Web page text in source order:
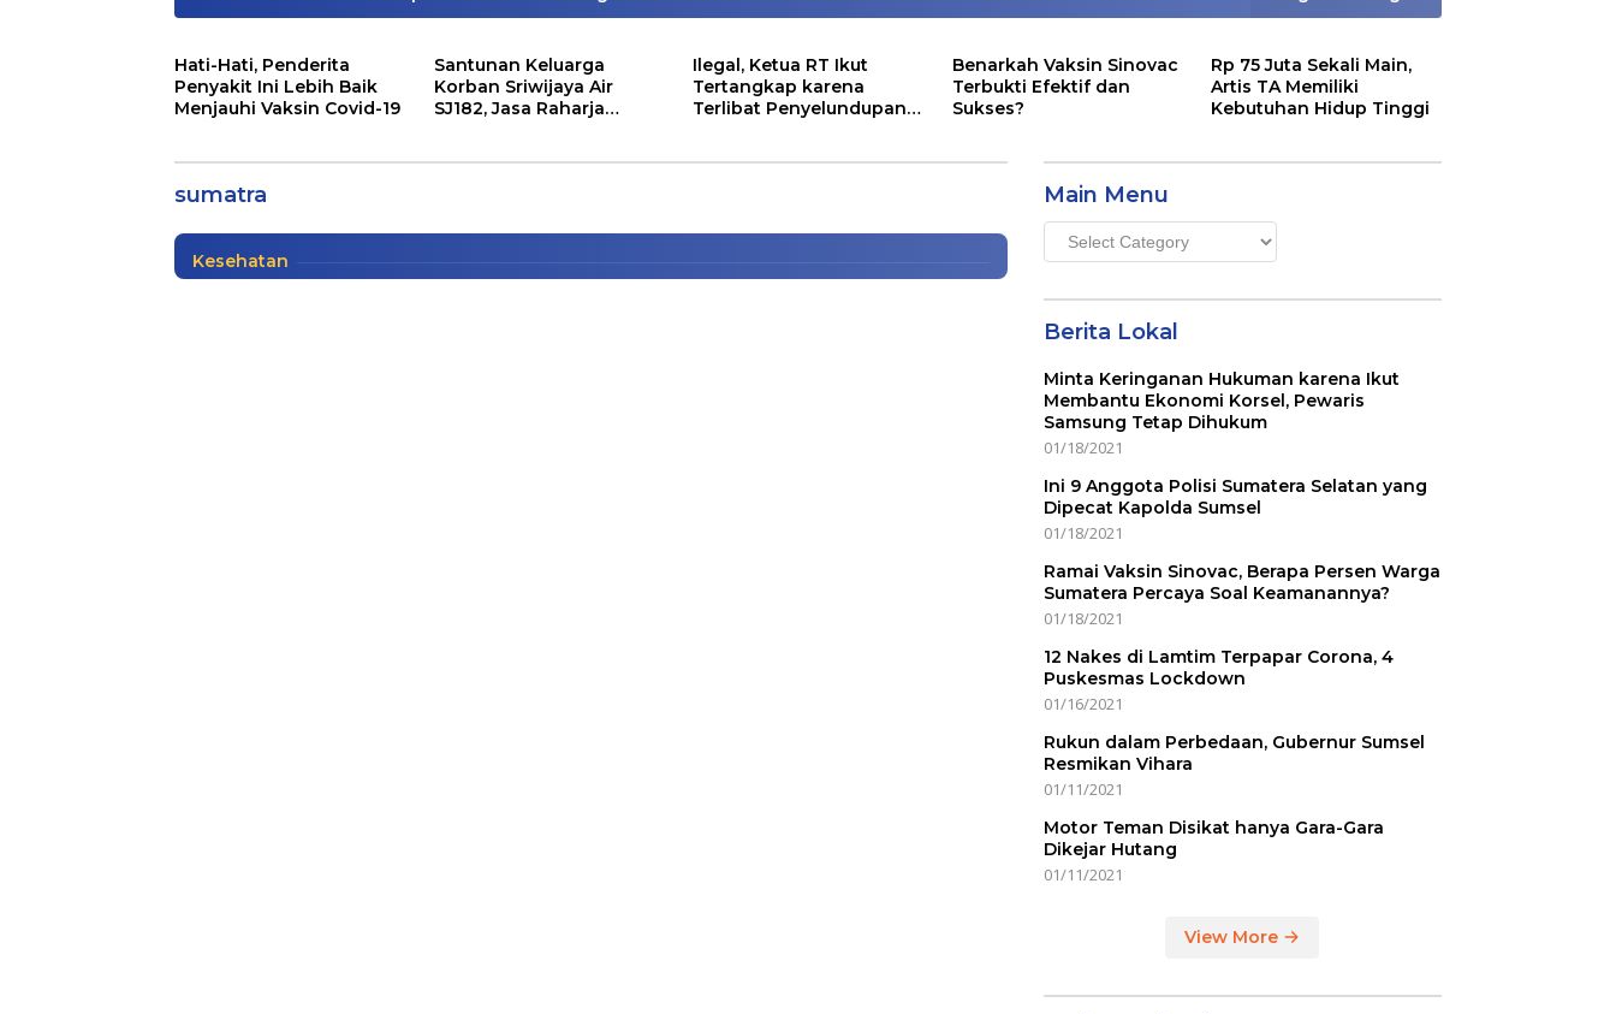
Hati-Hati, Penderita
Penyakit Ini Lebih Baik
Menjauhi Vaksin Covid-19
Santunan Keluarga
Korban Sriwijaya Air
SJ182, Jasa Raharja
Ilegal, Ketua RT Ikut
Tertangkap karena
Terlibat Penyelundupan
Benarkah Vaksin Sinovac
Terbukti Efektif dan
Sukses?
Rp 75 Juta Sekali Main,
Artis TA Memiliki
Kebutuhan Hidup Tinggi
sumatra
Moderasi Beragama Di Sumatera dan Jawa
Katalog Buku
Kesehatan
Main Menu
Main
Menu
Berita Lokal
Minta Keringanan Hukuman karena Ikut
Membantu Ekonomi Korsel, Pewaris
Samsung Tetap Dihukum
01/18/2021
Ini 9 Anggota Polisi Sumatera Selatan yang
Dipecat Kapolda Sumsel
01/18/2021
Ramai Vaksin Sinovac, Berapa Persen Warga
Sumatera Percaya Soal Keamanannya?
01/18/2021
12 Nakes di Lamtim Terpapar Corona, 4
Puskesmas Lockdown
01/16/2021
Rukun dalam Perbedaan, Gubernur Sumsel
Resmikan Vihara
01/11/2021
Motor Teman Disikat hanya Gara-Gara
Dikejar Hutang
01/11/2021
View More